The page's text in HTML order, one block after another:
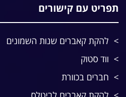
תפריט עם קישורים
להקת קאברים שנות השמונים
ווד סטוק
חברים בכוורת